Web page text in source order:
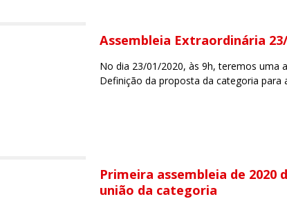
Assembleia Extraordinária
No dia 23/01/2020, às 9h, teremos uma
Definição da proposta da categoria para
Primeira assembleia de 2020
união da categoria